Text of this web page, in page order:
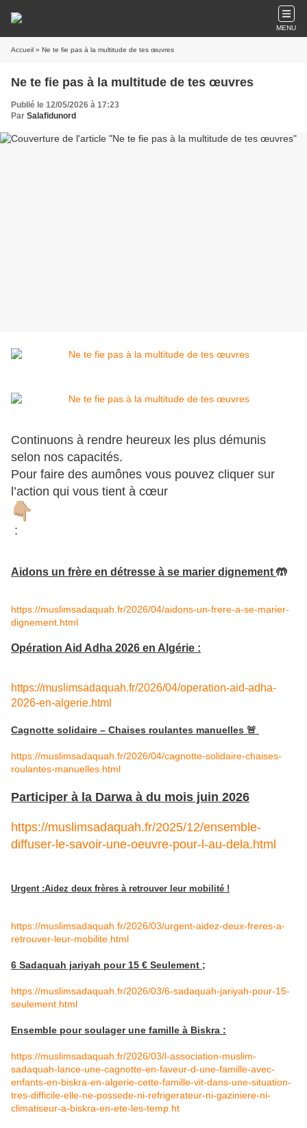
MENU
Accueil » Ne te fie pas à la multitude de tes œuvres
Ne te fie pas à la multitude de tes œuvres
Publié le 12/05/2026 à 17:23
Par Salafidunord
Continuons à rendre heureux les plus démunis
selon nos capacités.
Pour faire des aumônes vous pouvez cliquer sur
l’action qui vous tient à cœur
:
Aidons un frère en détresse à se marier dignement 🤲
https://muslimsadaquah.fr/2026/04/aidons-un-frere-a-se-marier-
dignement.html
Opération Aid Adha 2026 en Algérie :
https://muslimsadaquah.fr/2026/04/operation-aid-adha-
2026-en-algerie.html
Cagnotte solidaire – Chaises roulantes manuelles 🚨
https://muslimsadaquah.fr/2026/04/cagnotte-solidaire-chaises-
roulantes-manuelles.html
Participer à la Darwa à du mois juin 2026
https://muslimsadaquah.fr/2025/12/ensemble-
diffuser-le-savoir-une-oeuvre-pour-l-au-dela.html
Urgent :Aidez deux frères à retrouver leur mobilité !
https://muslimsadaquah.fr/2026/03/urgent-aidez-deux-freres-a-
retrouver-leur-mobilite.html
6 Sadaquah jariyah pour 15 € Seulement ;
https://muslimsadaquah.fr/2026/03/6-sadaquah-jariyah-pour-15-
seulement.html
Ensemble pour soulager une famille à Biskra :
https://muslimsadaquah.fr/2026/03/l-association-muslim-
sadaquah-lance-une-cagnotte-en-faveur-d-une-famille-avec-
enfants-en-biskra-en-algerie-cette-famille-vit-dans-une-situation-
tres-difficile-elle-ne-possede-ni-refrigerateur-ni-gaziniere-ni-
climatiseur-a-biskra-en-ete-les-temp.ht